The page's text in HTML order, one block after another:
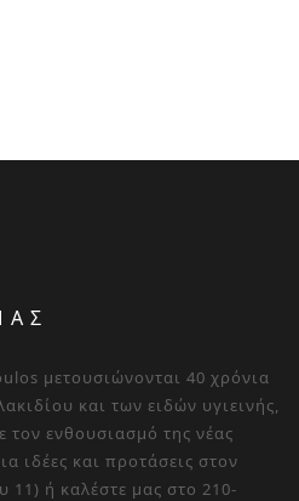
μετουσιώνονται 40 χρόνια
και των ειδών υγιεινής,
τον ενθουσιασμό της νέας
ιδέες και προτάσεις στον
11) ή καλέστε μας στο 210-